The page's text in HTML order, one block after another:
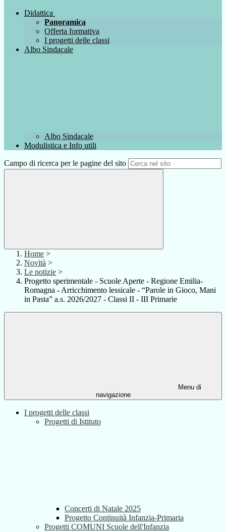
Didattica
Panoramica
Offerta formativa
I progetti delle classi
Albo Sindacale
Albo Sindacale
Modulistica e Info utili
Campo di ricerca per le pagine del sito
Home >
Novità >
Le notizie >
Progetto sperimentale - Scuole Aperte - Regione Emilia-
Romagna - Arricchimento lessicale - “Parole in Gioco, Mani
in Pasta” a.s. 2026/2027 - Classi II - III Primarie
Menu di
navigazione
I progetti delle classi
Progetti di Istituto
Concerti di Natale 2025
Progetto Continuità Infanzia-Primaria
Progetti COMUNI Scuole dell'Infanzia